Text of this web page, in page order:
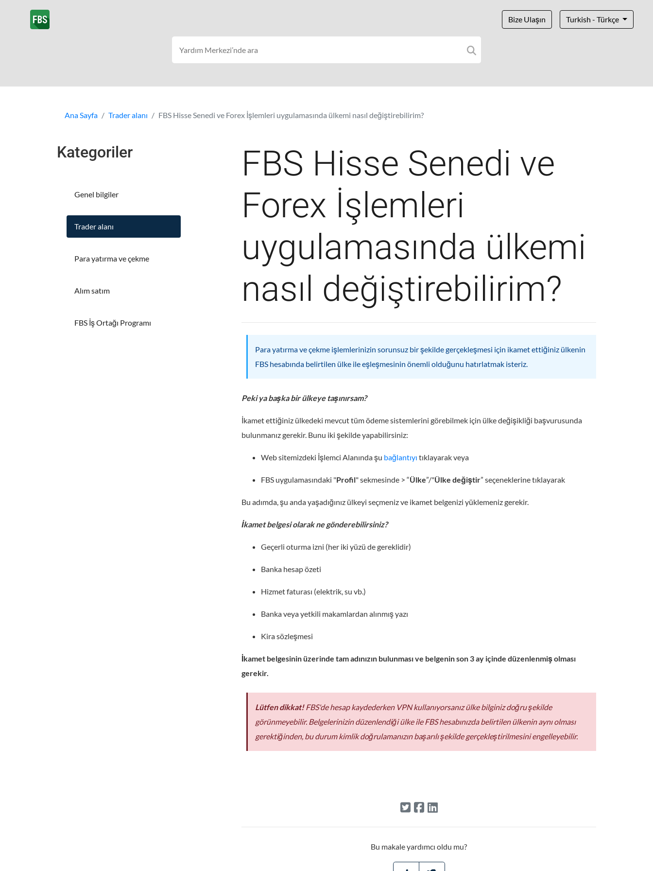
Bize Ulaşın Turkish - Türkçe
Ana Sayfa Trader alanı FBS Hisse Senedi ve Forex İşlemleri uygulamasında ülkemi nasıl değiştirebilirim?
Kategoriler
Genel bilgiler
Trader alanı
Para yatırma ve çekme
Alım satım
FBS İş Ortağı Programı
FBS Hisse Senedi ve
Forex İşlemleri
uygulamasında ülkemi
nasıl değiştirebilirim?
Para yatırma ve çekme işlemlerinizin sorunsuz bir şekilde gerçekleşmesi için ikamet ettiğiniz ülkenin
FBS hesabında belirtilen ülke ile eşleşmesinin önemli olduğunu hatırlatmak isteriz.
Peki ya başka bir ülkeye taşınırsam?
İkamet ettiğiniz ülkedeki mevcut tüm ödeme sistemlerini görebilmek için ülke değişikliği başvurusunda
bulunmanız gerekir. Bunu iki şekilde yapabilirsiniz:
Web sitemizdeki İşlemci Alanında şu bağlantıyı tıklayarak veya
FBS uygulamasındaki "Profil" sekmesinde > “Ülke”/"Ülke değiştir” seçeneklerine tıklayarak
Bu adımda, şu anda yaşadığınız ülkeyi seçmeniz ve ikamet belgenizi yüklemeniz gerekir.
İkamet belgesi olarak ne gönderebilirsiniz?
Geçerli oturma izni (her iki yüzü de gereklidir)
Banka hesap özeti
Hizmet faturası (elektrik, su vb.)
Banka veya yetkili makamlardan alınmış yazı
Kira sözleşmesi
İkamet belgesinin üzerinde tam adınızın bulunması ve belgenin son 3 ay içinde düzenlenmiş olması
gerekir.
Lütfen dikkat!FBS'de hesap kaydederken VPN kullanıyorsanız ülke bilginiz doğru şekilde
görünmeyebilir. Belgelerinizin düzenlendiği ülke ile FBS hesabınızda belirtilen ülkenin aynı olması
gerektiğinden, bu durum kimlik doğrulamanızın başarılı şekilde gerçekleştirilmesini engelleyebilir.
Bu makale yardımcı oldu mu?